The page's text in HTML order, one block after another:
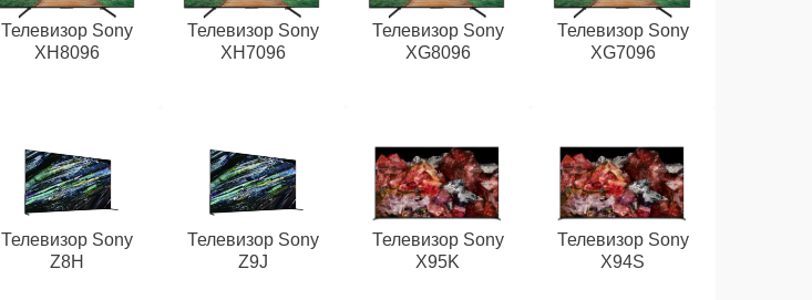
Телевизор Sony
XH8096
Телевизор Sony
XH7096
Телевизор Sony
XG8096
Телевизор Sony
XG7096
Телевизор Sony
Z8H
Телевизор Sony
Z9J
Телевизор Sony
X95K
Телевизор Sony
X94S